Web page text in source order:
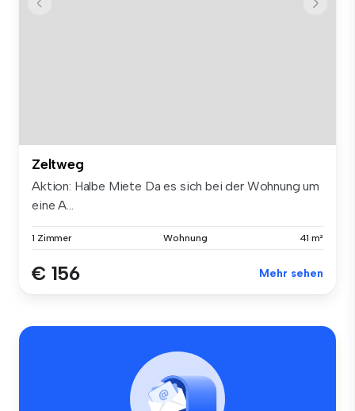
Zeltweg
Aktion: Halbe Miete Da es sich bei der Wohnung um
eine A...
1 Zimmer Wohnung 41 m²
€ 156 Mehr sehen